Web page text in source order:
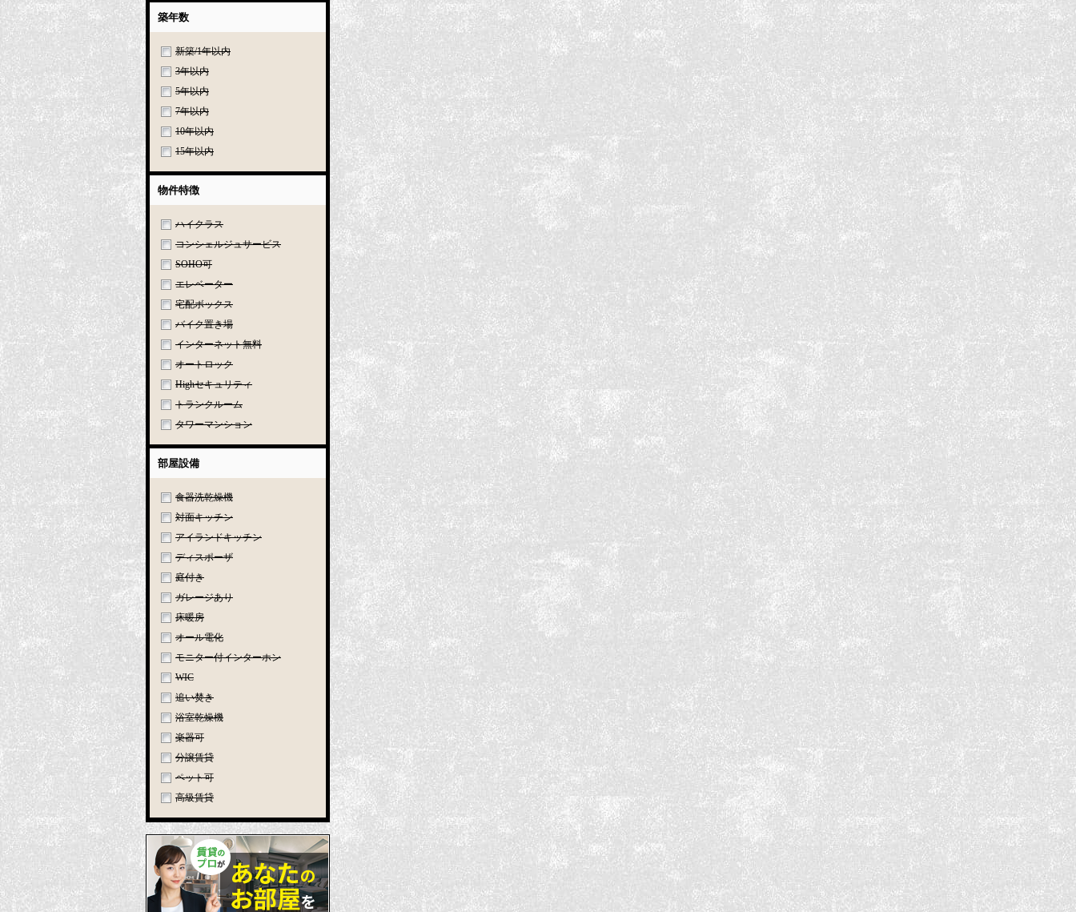
築年数
新築/1年以内
3年以内
5年以内
7年以内
10年以内
15年以内
物件特徴
ハイクラス
コンシェルジュサービス
SOHO可
エレベーター
宅配ボックス
バイク置き場
インターネット無料
オートロック
Highセキュリティ
トランクルーム
タワーマンション
部屋設備
食器洗乾燥機
対面キッチン
アイランドキッチン
ディスポーザ
庭付き
ガレージあり
床暖房
オール電化
モニター付インターホン
WIC
追い焚き
浴室乾燥機
楽器可
分譲賃貸
ペット可
高級賃貸